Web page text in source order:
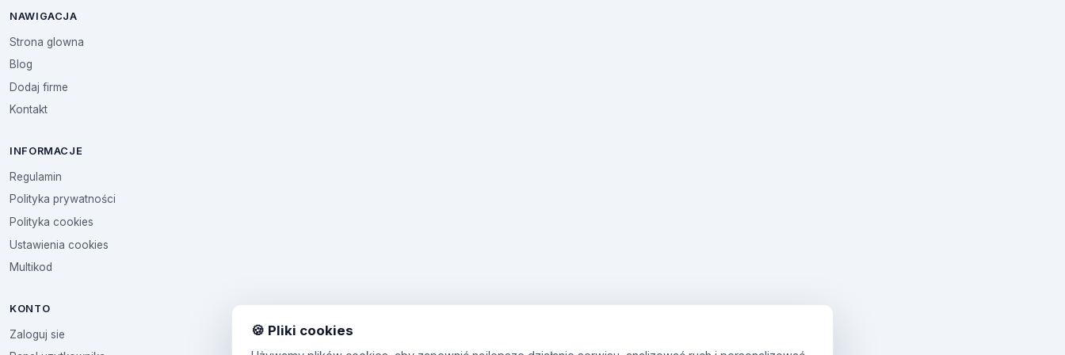
NAWIGACJA
Strona glowna
Blog
Dodaj firme
Kontakt
INFORMACJE
Regulamin
Polityka prywatności
Polityka cookies
Ustawienia cookies
Multikod
KONTO
Zaloguj sie
🍪 Pliki cookies